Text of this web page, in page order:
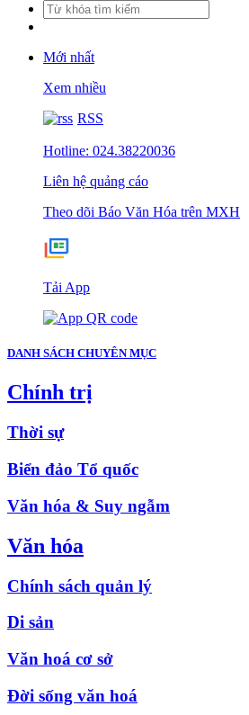
Mới nhất
Xem nhiều
RSS
Hotline: 024.38220036
Liên hệ quảng cáo
Theo dõi Báo Văn Hóa trên MXH
Tải App
DANH SÁCH CHUYÊN MỤC
Chính trị
Thời sự
Biển đảo Tổ quốc
Văn hóa & Suy ngẫm
Văn hóa
Chính sách quản lý
Di sản
Văn hoá cơ sở
Đời sống văn hoá